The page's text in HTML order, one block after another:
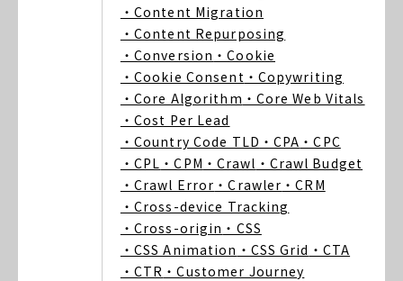
・Content Migration
・Content Repurposing
・Conversion ・Cookie
・Cookie Consent ・Copywriting
・Core Algorithm ・Core Web Vitals
・Cost Per Lead
・Country Code TLD ・CPA ・CPC
・CPL ・CPM ・Crawl ・Crawl Budget
・Crawl Error ・Crawler ・CRM
・Cross-device Tracking
・Cross-origin ・CSS
・CSS Animation ・CSS Grid ・CTA
・CTR ・Customer Journey